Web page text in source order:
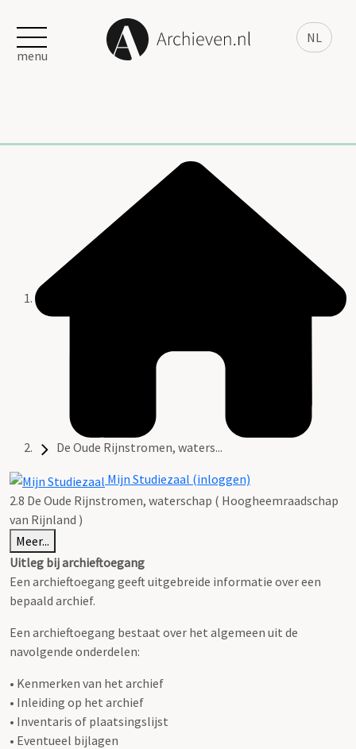
NL
menu
De Oude Rijnstromen, waters...
Mijn Studiezaal (inloggen)
2.8 De Oude Rijnstromen, waterschap ( Hoogheemraadschap
van Rijnland )
Meer...
Uitleg bij archieftoegang
Een archieftoegang geeft uitgebreide informatie over een
bepaald archief.
Een archieftoegang bestaat over het algemeen uit de
navolgende onderdelen:
• Kenmerken van het archief
• Inleiding op het archief
• Inventaris of plaatsingslijst
• Eventueel bijlagen